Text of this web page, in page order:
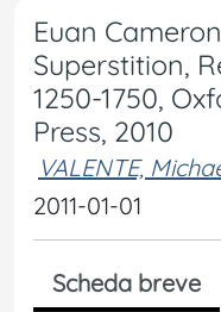
Euan
Superstition,
1250-1750,
Press, 2010
VALENTE,
2011-01-01
Scheda breve